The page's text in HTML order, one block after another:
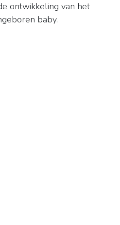
ontwikkeling van het
baby.